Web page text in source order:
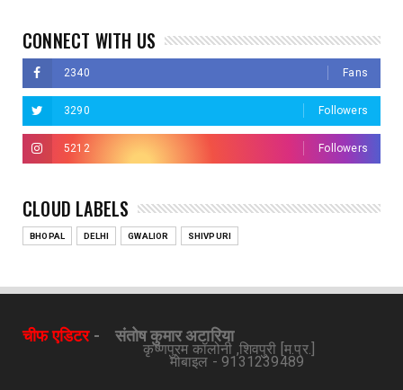
CONNECT WITH US
2340 Fans
3290 Followers
5212 Followers
CLOUD LABELS
BHOPAL DELHI GWALIOR SHIVPURI
चीफ एडिटर- संतोष कुमार अटारिया
कृष्णपुरम कॉलोनी ,शिवपुरी [म.प्र.]
मोबाइल - 9131239489